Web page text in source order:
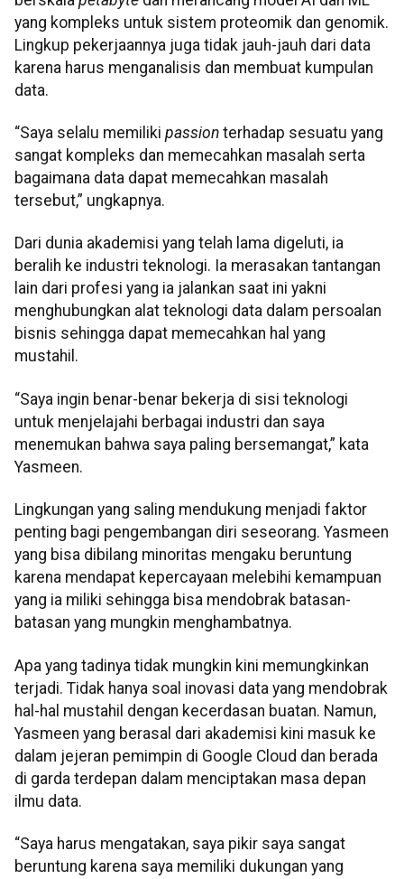
yang kompleks untuk sistem proteomik dan genomik.
Lingkup pekerjaannya juga tidak jauh-jauh dari data
karena harus menganalisis dan membuat kumpulan
data.
“Saya selalu memiliki passion terhadap sesuatu yang
sangat kompleks dan memecahkan masalah serta
bagaimana data dapat memecahkan masalah
tersebut,” ungkapnya.
Dari dunia akademisi yang telah lama digeluti, ia
beralih ke industri teknologi. Ia merasakan tantangan
lain dari profesi yang ia jalankan saat ini yakni
menghubungkan alat teknologi data dalam persoalan
bisnis sehingga dapat memecahkan hal yang
mustahil.
“Saya ingin benar-benar bekerja di sisi teknologi
untuk menjelajahi berbagai industri dan saya
menemukan bahwa saya paling bersemangat,” kata
Yasmeen.
Lingkungan yang saling mendukung menjadi faktor
penting bagi pengembangan diri seseorang. Yasmeen
yang bisa dibilang minoritas mengaku beruntung
karena mendapat kepercayaan melebihi kemampuan
yang ia miliki sehingga bisa mendobrak batasan-
batasan yang mungkin menghambatnya.
Apa yang tadinya tidak mungkin kini memungkinkan
terjadi. Tidak hanya soal inovasi data yang mendobrak
hal-hal mustahil dengan kecerdasan buatan. Namun,
Yasmeen yang berasal dari akademisi kini masuk ke
dalam jejeran pemimpin di Google Cloud dan berada
di garda terdepan dalam menciptakan masa depan
ilmu data.
“Saya harus mengatakan, saya pikir saya sangat
beruntung karena saya memiliki dukungan yang